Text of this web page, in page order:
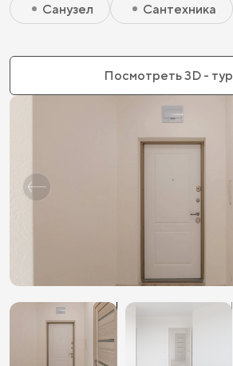
Санузел
Сантехника
Посмотреть 3D - тур